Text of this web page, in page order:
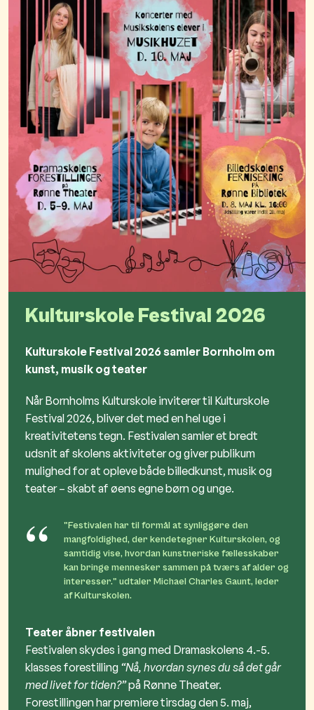
Kulturskole Festival 2026
Kulturskole Festival 2026 samler Bornholm om
kunst, musik og teater
NårBornholms Kulturskole inviterer til Kulturskole
Festival 2026, bliver det med en hel uge i
kreativitetens tegn. Festivalen samler et bredt
udsnit af skolens aktiviteter og giver publikum
mulighed for at opleve både billedkunst, musik og
teater – skabt af øens egne børn og unge.
"Festivalen har til formål at synliggøre den
mangfoldighed, der kendetegner Kulturskolen, og
samtidig vise, hvordan kunstneriske fællesskaber
kan bringe mennesker sammen på tværs af alder og
interesser." udtaler Michael Charles Gaunt, leder
af Kulturskolen.
Teater åbner festivalen
Festivalen skydes i gang med Dramaskolens 4.-5.
klasses forestilling “Nå, hvordan synes du så det går
med livet for tiden?”på Rønne Theater.
Forestillingen har premiere tirsdag den 5. maj,